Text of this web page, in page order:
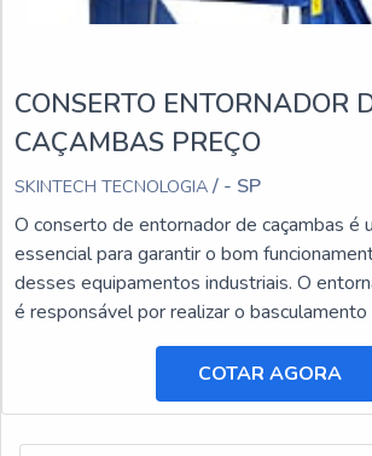
CONSERTO ENTORNADOR
CAÇAMBAS PREÇO
SKINTECH TECNOLOGIA / - SP
O conserto de entornador de caçambas é
essencial para garantir o bom
desses equipamentos industriais. O
é responsável por realizar o basculamento
pesadas, facilitando o transporte e a
COTAR AGORA